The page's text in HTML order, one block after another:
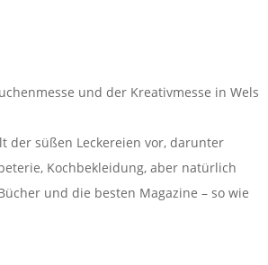
und der Kreativmesse in Wels
der süßen Leckereien vor, darunter
Kochbekleidung, aber natürlich
und die besten Magazine – so wie